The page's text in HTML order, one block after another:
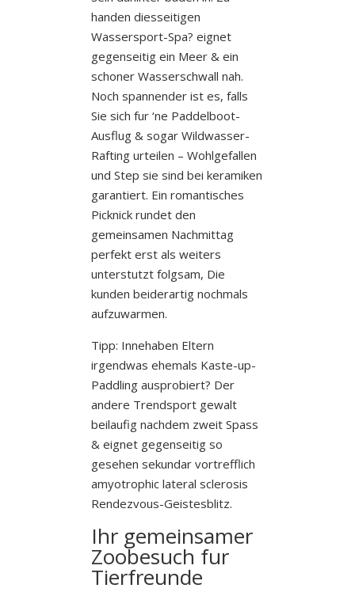
handen diesseitigen
Wassersport-Spa? eignet
gegenseitig ein Meer & ein
schoner Wasserschwall nah.
Noch spannender ist es, falls
Sie sich fur ‘ne Paddelboot-
Ausflug & sogar Wildwasser-
Rafting urteilen – Wohlgefallen
und Step sie sind bei keramiken
garantiert. Ein romantisches
Picknick rundet den
gemeinsamen Nachmittag
perfekt erst als weiters
unterstutzt folgsam, Die
kunden beiderartig nochmals
aufzuwarmen.
Tipp: Innehaben Eltern
irgendwas ehemals Kaste-up-
Paddling ausprobiert? Der
andere Trendsport gewalt
beilaufig nachdem zweit Spass
& eignet gegenseitig so
gesehen sekundar vortrefflich
amyotrophic lateral sclerosis
Rendezvous-Geistesblitz.
Ihr gemeinsamer
Zoobesuch fur
Tierfreunde